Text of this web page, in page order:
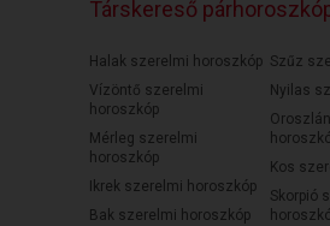
Társkereső
Halak szerelmi horoszkóp
Vízöntő szerelmi
horoszkóp
Mérleg szerelmi
horoszkóp
Ikrek szerelmi horoszkóp
Bak szerelmi horoszkóp
Szűz
Nyilas
Kos
Skorpió